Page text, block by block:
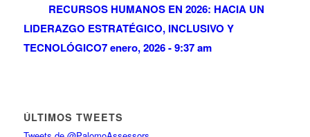
RECURSOS HUMANOS EN 2026: HACIA UN
LIDERAZGO ESTRATÉGICO, INCLUSIVO Y
TECNOLÓGICO7 enero, 2026 - 9:37 am
ÚLTIMOS TWEETS